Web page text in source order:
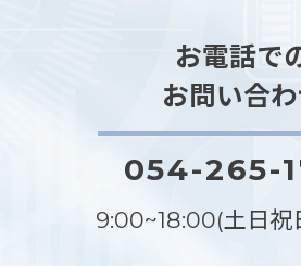
お電話で
お問い合
054-265-
9:00~18:00(土日祝